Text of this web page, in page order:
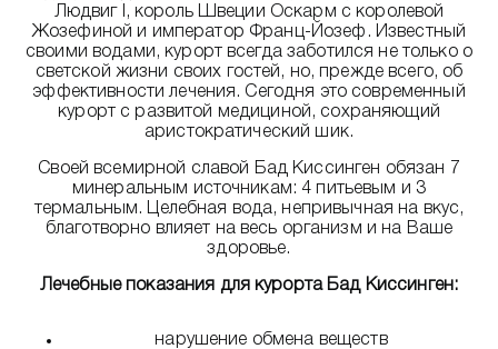
Людвиг I, король Швеции Оскарм с королевой
Жозефиной и император Франц-Йозеф. Известный
своими водами, курорт всегда заботился не только о
светской жизни своих гостей, но, прежде всего, об
эффективности лечения. Сегодня это современный
курорт с развитой медициной, сохраняющий
аристократический шик.
Своей всемирной славой Бад Киссинген обязан 7
минеральным источникам: 4 питьевым и 3
термальным. Целебная вода, непривычная на вкус,
благотворно влияет на весь организм и на Ваше
здоровье.
Лечебные показания для курорта Бад Киссинген:
нарушение обмена веществ